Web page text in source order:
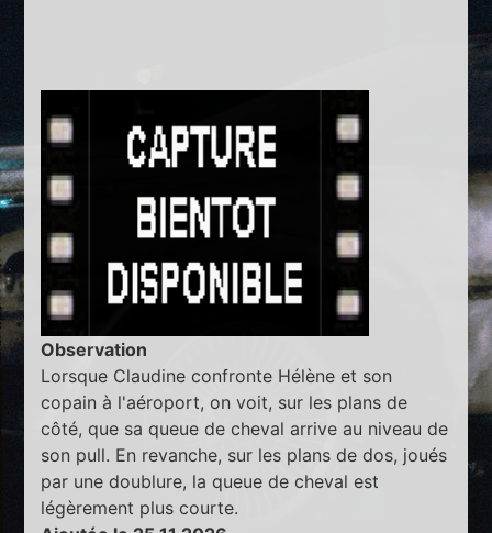
Observation
Lorsque Claudine confronte Hélène et son
copain à l'aéroport, on voit, sur les plans de
côté, que sa queue de cheval arrive au niveau de
son pull. En revanche, sur les plans de dos, joués
par une doublure, la queue de cheval est
légèrement plus courte.